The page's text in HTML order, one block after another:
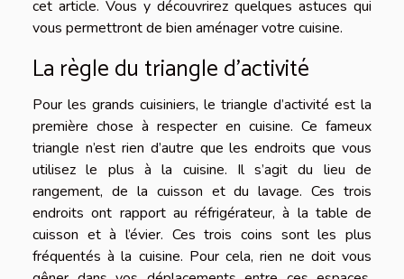
cet article. Vous y découvrirez quelques astuces qui
vous permettront de bien aménager votre cuisine.
La règle du triangle d’activité
Pour les grands cuisiniers, le triangle d’activité est la
première chose à respecter en cuisine. Ce fameux
triangle n’est rien d’autre que les endroits que vous
utilisez le plus à la cuisine. Il s’agit du lieu de
rangement, de la cuisson et du lavage. Ces trois
endroits ont rapport au réfrigérateur, à la table de
cuisson et à l’évier. Ces trois coins sont les plus
fréquentés à la cuisine. Pour cela, rien ne doit vous